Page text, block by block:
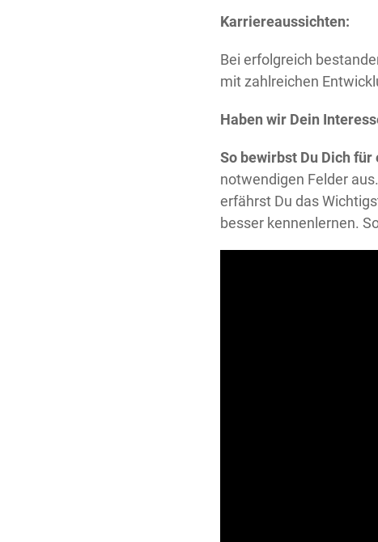
Karriereaussichten:
Bei erfolgreich
mit zahlreichen
Haben wir Dein
So bewirbst Du Dich
notwendigen Felder
erfährst Du das
besser kennenlernen.